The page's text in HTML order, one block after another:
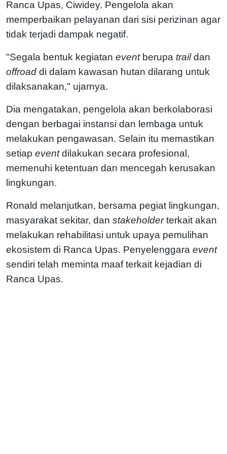
Ranca Upas, Ciwidey. Pengelola akan
memperbaikan pelayanan dari sisi perizinan agar
tidak terjadi dampak negatif.
"Segala bentuk kegiatan eventberupa traildan
offroad di dalam kawasan hutan dilarang untuk
dilaksanakan," ujarnya.
Dia mengatakan, pengelola akan berkolaborasi
dengan berbagai instansi dan lembaga untuk
melakukan pengawasan. Selain itu memastikan
setiap eventdilakukan secara profesional,
memenuhi ketentuan dan mencegah kerusakan
lingkungan.
Ronald melanjutkan, bersama pegiat lingkungan,
masyarakat sekitar, dan stakeholderterkait akan
melakukan rehabilitasi untuk upaya pemulihan
ekosistem di Ranca Upas. Penyelenggara event
sendiri telah meminta maaf terkait kejadian di
Ranca Upas.